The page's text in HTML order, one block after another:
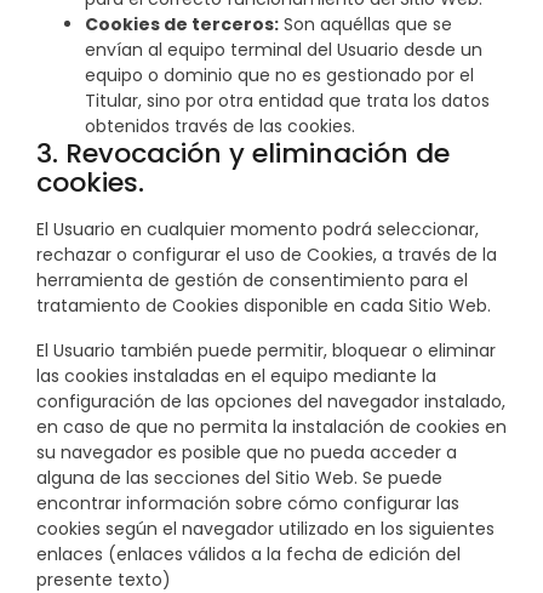
Cookies de terceros: Son aquéllas que se
envían al equipo terminal del Usuario desde un
equipo o dominio que no es gestionado por el
Titular, sino por otra entidad que trata los datos
obtenidos través de las cookies.
3. Revocación y eliminación de
cookies.
El Usuario en cualquier momento podrá seleccionar,
rechazar o configurar el uso de Cookies, a través de la
herramienta de gestión de consentimiento para el
tratamiento de Cookies disponible en cada Sitio Web.
El Usuario también puede permitir, bloquear o eliminar
las cookies instaladas en el equipo mediante la
configuración de las opciones del navegador instalado,
en caso de que no permita la instalación de cookies en
su navegador es posible que no pueda acceder a
alguna de las secciones del Sitio Web. Se puede
encontrar información sobre cómo configurar las
cookies según el navegador utilizado en los siguientes
enlaces (enlaces válidos a la fecha de edición del
presente texto)